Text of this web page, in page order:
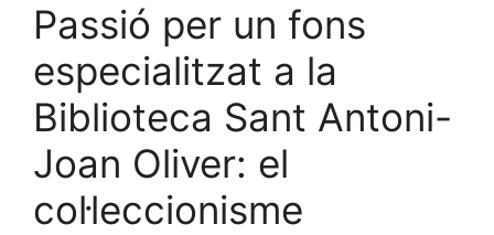
Passió per un fons
especialitzat a la
Biblioteca Sant Antoni-
Joan Oliver: el
col·leccionisme